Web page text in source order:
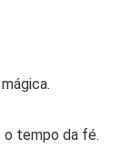
o tempo da fé.